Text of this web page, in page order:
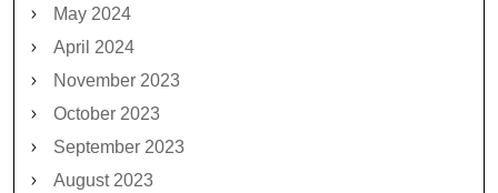
May 2024
April 2024
November 2023
October 2023
September 2023
August 2023